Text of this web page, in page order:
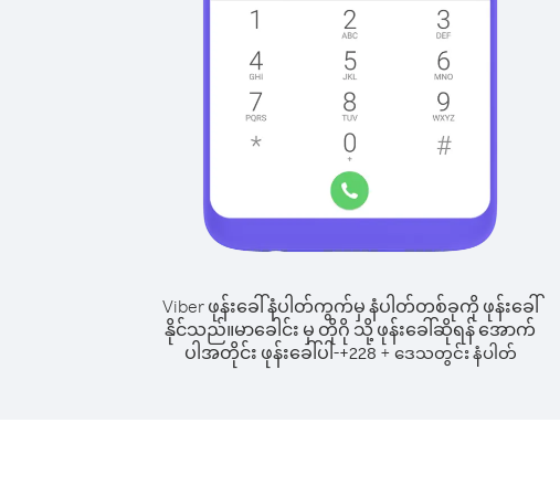
Viber ဖုန်းခေါ်နံပါတ်ကွက်မှ နံပါတ်တစ်ခုကို ဖုန်းခေါ်
နိုင်သည်။မာခေါင်း မှ တိုဂို သို့ ဖုန်းခေါ်ဆိုရန် အောက်
ပါအတိုင်း ဖုန်းခေါ်ပါ-+228 + ဒေသတွင်း နံပါတ်